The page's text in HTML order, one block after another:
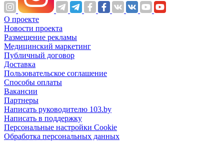
О проекте
Новости проекта
Размещение рекламы
Медицинский маркетинг
Публичный договор
Доставка
Пользовательское соглашение
Способы оплаты
Вакансии
Партнеры
Написать руководителю 103.by
Написать в поддержку
Персональные настройки Cookie
Обработка персональных данных